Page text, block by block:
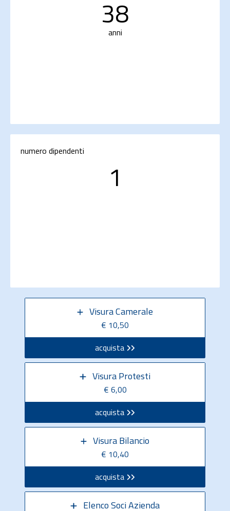
38
anni
numero dipendenti
1
Visura Camerale
€ 10,50
acquista
Visura Protesti
€ 6,00
acquista
Visura Bilancio
€ 10,40
acquista
Elenco Soci Azienda